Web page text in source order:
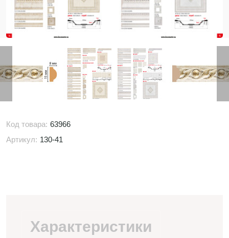
Код товара: 63966
Артикул: 130-41
Характеристики